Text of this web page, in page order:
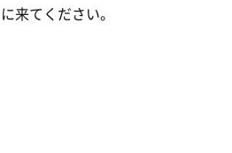
来てください。